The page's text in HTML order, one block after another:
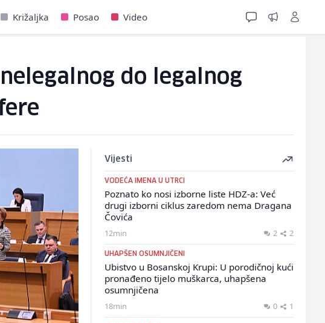
Križaljka Posao Video
do legalnog
Vijesti
VODEĆA IMENA U UTRCI
Poznato ko nosi izborne liste HDZ-a: Već
drugi izborni ciklus zaredom nema Dragana
Čovića
12min 2 2
UHAPŠEN OSUMNJIČENI
Ubistvo u Bosanskoj Krupi: U porodičnoj kući
pronađeno tijelo muškarca, uhapšena
osumnjičena
18min 0 1